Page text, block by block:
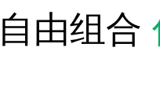
由组合